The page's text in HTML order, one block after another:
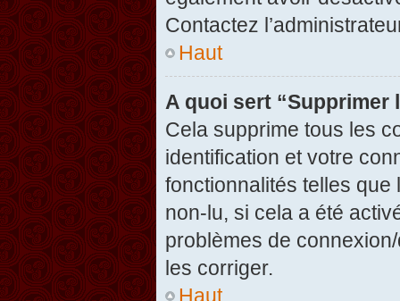
Contactez
Haut
A quoi sert “Supprimer
Cela supprime tous les
identification et votre
fonctionnalités telles que
non-lu, si cela a été
problèmes de
les corriger.
Haut